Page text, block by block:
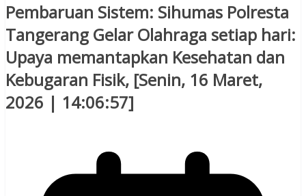
Pembaruan Sistem: Sihumas Polresta
Tangerang Gelar Olahraga setiap hari:
Upaya memantapkan Kesehatan dan
Kebugaran Fisik, [Senin, 16 Maret,
2026 | 14:06:57]